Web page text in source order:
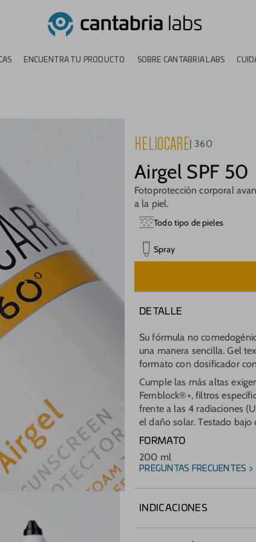
ENCUENTRA TU PRODUCTO SOBRE CANTABRIA LABS
HELIOCARE 360
Airgel SPF 50
Fotoprotección corporal
a la piel.
Todo tipo de pieles
Spray
DETALLE
Su fórmula no
una manera sencilla. Gel
formato con dosificador
Cumple las más altas
Fernblock®+, filtros
frente a las 4 radiaciones
el daño solar. Testado
FORMATO
200 ml
PREGUNTAS FRECUENTES
INDICACIONES